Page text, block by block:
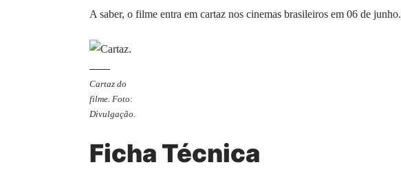
A saber, o filme entra em cartaz nos cinemas brasileiros em 06 de junho.
Cartaz do
filme. Foto:
Divulgação.
Ficha Técnica